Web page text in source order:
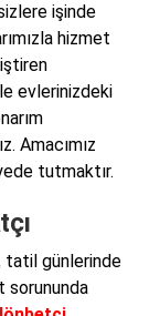
işinde
hizmet
evlerinizdeki
Amacımız
tutmaktır.
tatil günlerinde
sorununda